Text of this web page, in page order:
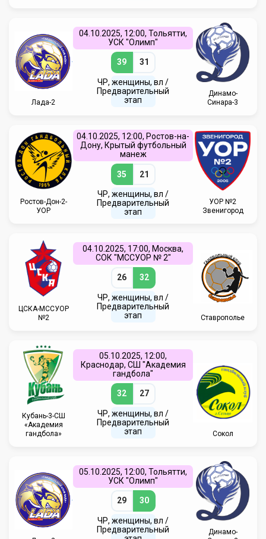
Лада-2
04.10.2025, 12:00, Тольятти,
УСК "Олимп"
39 31
ЧР, женщины, вл /
Предварительный
этап
Динамо-
Синара-3
Ростов-Дон-2-
УОР
04.10.2025, 12:00, Ростов-на-
Дону, Крытый футбольный
манеж
35 21
ЧР, женщины, вл /
Предварительный
этап
УОР №2
Звенигород
ЦСКА-МССУОР
№2
04.10.2025, 17:00, Москва,
СОК "МССУОР № 2"
26 32
ЧР, женщины, вл /
Предварительный
этап
Ставрополье
Кубань-3-СШ
«Академия
гандбола»
05.10.2025, 12:00,
Краснодар, СШ "Академия
гандбола"
32 27
ЧР, женщины, вл /
Предварительный
этап
Сокол
05.10.2025, 12:00, Тольятти,
УСК "Олимп"
29 30
ЧР, женщины, вл /
Предварительный
Динамо-